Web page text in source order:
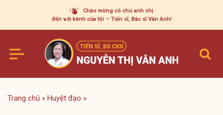
content
Chào mừng cô chú anh chị
đến với kênh của tôi – Tiến sĩ, Bác sĩ Vân Anh!
Trang chủ » Huyệt đạo »